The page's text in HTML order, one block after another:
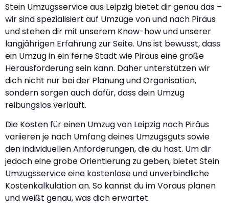
Stein Umzugsservice aus Leipzig bietet dir genau das –
wir sind spezialisiert auf Umzüge von und nach Piräus
und stehen dir mit unserem Know-how und unserer
langjährigen Erfahrung zur Seite. Uns ist bewusst, dass
ein Umzug in ein ferne Stadt wie Piräus eine große
Herausforderung sein kann. Daher unterstützen wir
dich nicht nur bei der Planung und Organisation,
sondern sorgen auch dafür, dass dein Umzug
reibungslos verläuft.
Die Kosten für einen Umzug von Leipzig nach Piräus
variieren je nach Umfang deines Umzugsguts sowie
den individuellen Anforderungen, die du hast. Um dir
jedoch eine grobe Orientierung zu geben, bietet Stein
Umzugsservice eine kostenlose und unverbindliche
Kostenkalkulation an. So kannst du im Voraus planen
und weißt genau, was dich erwartet.